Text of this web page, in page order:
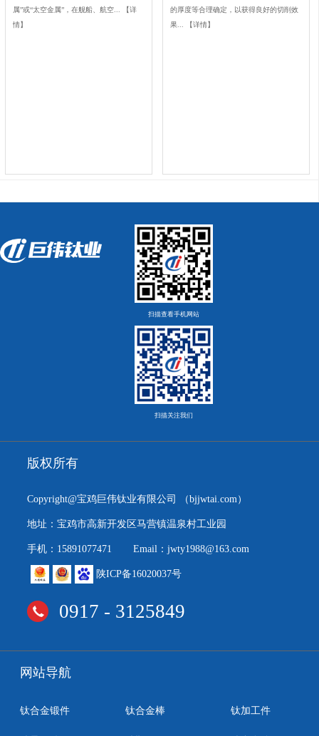
属”或“太空金属”，在舰船、航空...
【详
情】
的厚度等合理确定，以获得良好的切削效
果...
【详情】
扫描查看手机网站
扫描关注我们
版权所有
Copyright@宝鸡巨伟钛业有限公司 （bjjwtai.com）
地址：宝鸡市高新开发区马营镇温泉村工业园
手机：15891077471 Email：jwty1988@163.com
陕ICP备16020037号
0917 - 3125849
网站导航
钛合金锻件 钛合金棒 钛加工件